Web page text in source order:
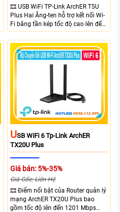
🎞 USB WiFi TP-Link ArchER T5U
Plus Hai Ăng-ten hỗ trợ kết nối Wi-
Fi băng tần kép tốc độ cao lên đến
1300 Mbps. Hai ăng-ten ngoài kết
hợp công nghệ Beamforming giúp
tăng cường tín hiệu và vùng phủ
sóng. USB 3.0 cho tốc độ truyền dữ
và cài đặt dễ dàng không cần đĩa
tư
USB WiFi 6 Tp-Link ArchER
TX20U Plus
Giá bán: 5%-35%
Giá Gốc: Liên Hệ
🎞 Điểm nổi bật của Router quản lý
mạng ArchER TX20U Plus bao
gồm tốc độ lên đến 1201 Mbps